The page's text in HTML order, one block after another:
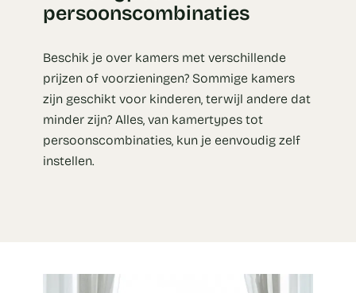
persoonscombinaties
Beschik je over kamers met verschillende
prijzen of voorzieningen? Sommige kamers
zijn geschikt voor kinderen, terwijl andere dat
minder zijn? Alles, van kamertypes tot
persoonscombinaties, kun je eenvoudig zelf
instellen.